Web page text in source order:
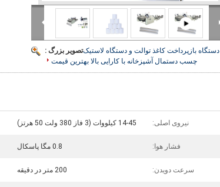
تصویر بزرگ :دستگاه بازپرداخت کاغذ توالت و دستگاه لاستیک
چسب دستمال آشپزخانه با کارایی بالا بهترین قیمت
نیروی اصلی: 14-45 کیلووات (3 فاز 380 ولت 50 هرتز)
فشار هوا: 0.8 مگا پاسکال
سرعت دویدن: 200 متر در دقیقه